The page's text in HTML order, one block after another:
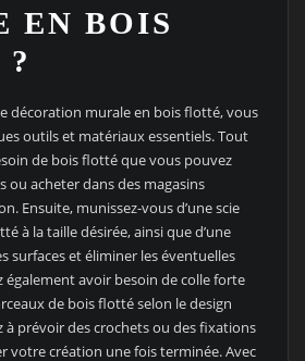
EN BOIS
décoration murale en bois flotté, vous
outils et matériaux essentiels. Tout
de bois flotté que vous pouvez
ou acheter dans des magasins
Ensuite, munissez-vous d’une scie
à la taille désirée, ainsi que d’une
surfaces et éliminer les éventuelles
également avoir besoin de colle forte
de bois flotté selon le design
à prévoir des crochets ou des fixations
votre création une fois terminée. Avec